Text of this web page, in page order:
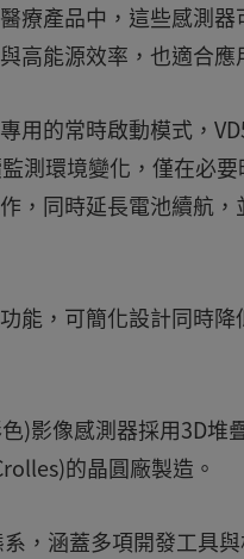
療產品中，這些感測
高能源效率，也適合
用的常時啟動模式，
測環境變化，僅在必
，同時延長電池續航
能，可簡化設計同時
色)影像感測器採用3D
的晶圓廠製造。
，涵蓋多項開發工具